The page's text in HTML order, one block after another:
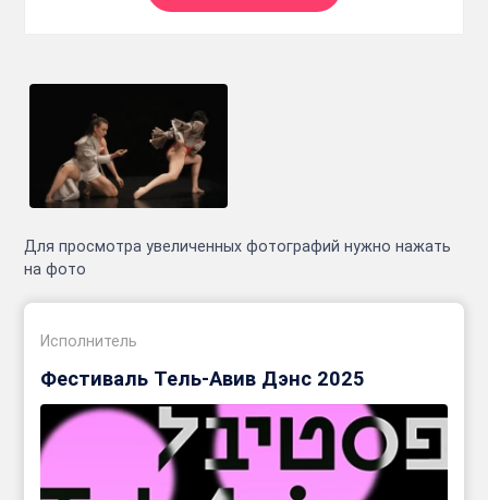
Для просмотра увеличенных фотографий нужно нажать
на фото
Исполнитель
Фестиваль Тель-Авив Дэнс 2025